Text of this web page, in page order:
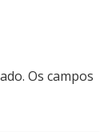
Os campos